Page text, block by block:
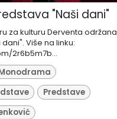
"Naši dani"
za kulturu Derventa održana
Više na linku:
2r6b5m7b...
Predstave